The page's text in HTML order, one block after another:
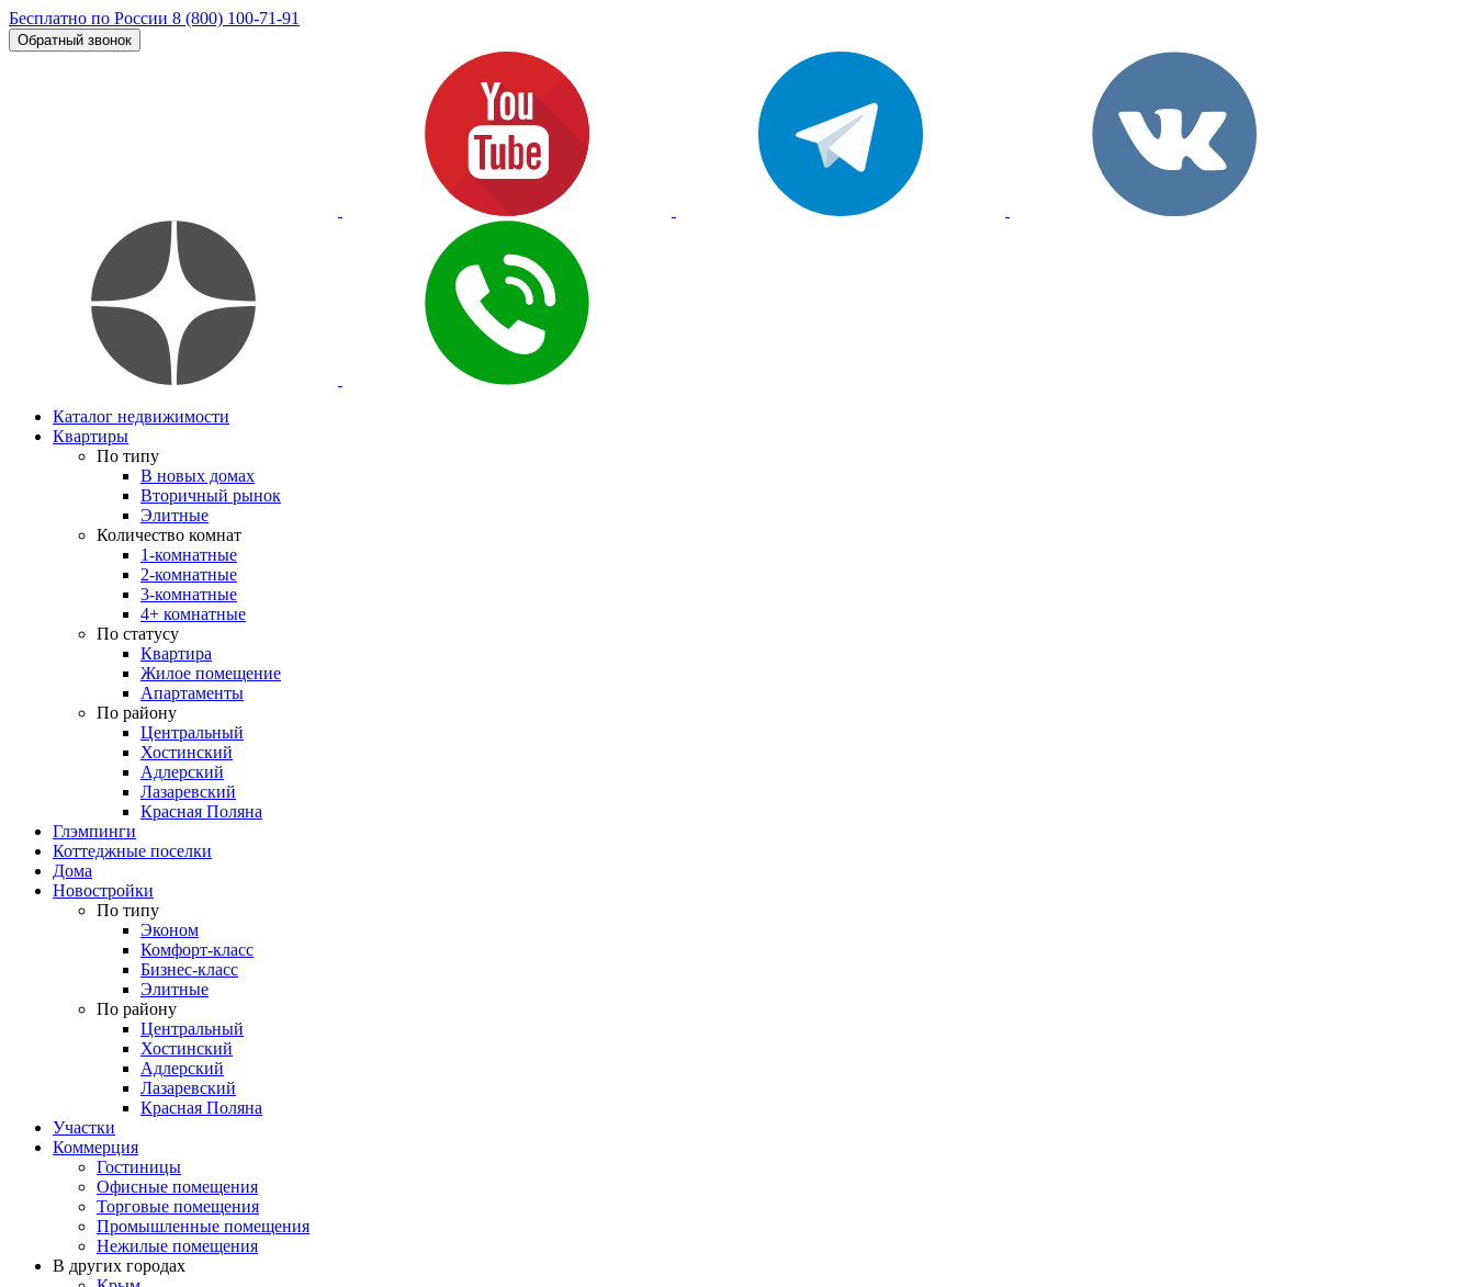
Бесплатно по России 8 (800) 100-71-91
Обратный звонок
Каталог недвижимости
Квартиры
По типу
В новых домах
Вторичный рынок
Элитные
Количество комнат
1-комнатные
2-комнатные
3-комнатные
4+ комнатные
По статусу
Квартира
Жилое помещение
Апартаменты
По району
Центральный
Хостинский
Адлерский
Лазаревский
Красная Поляна
Глэмпинги
Коттеджные поселки
Дома
Новостройки
По типу
Эконом
Комфорт-класс
Бизнес-класс
Элитные
По району
Центральный
Хостинский
Адлерский
Лазаревский
Красная Поляна
Участки
Коммерция
Гостиницы
Офисные помещения
Торговые помещения
Промышленные помещения
Нежилые помещения
В других городах